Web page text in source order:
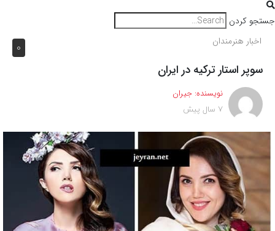
جستجو کردن
0 اخبار هنرمندان
سوپر استار ترکیه در ایران
نویسنده: جیران
7 سال پیش